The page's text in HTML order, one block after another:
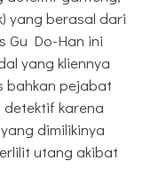
yang berasal dari
Gu Do-Han ini
yang kliennya
bahkan pejabat
karena
dimilikinya
utang akibat